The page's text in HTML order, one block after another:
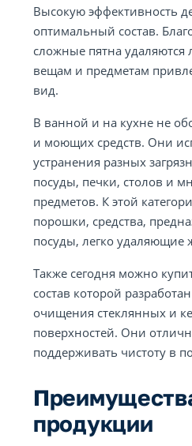
Высокую эффективность
оптимальный состав.
сложные пятна удаляются
вещам и предметам
вид.
В ванной и на кухне не
и моющих средств. Они
устранения разных
посуды, печки, столов и
предметов. К этой
порошки, средства,
посуды, легко удаляющие
Также сегодня можно
состав которой
очищения стеклянных и
поверхностей. Они
поддерживать чистоту в
продукции